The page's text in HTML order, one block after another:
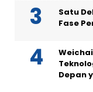
Satu
Fase
Depan